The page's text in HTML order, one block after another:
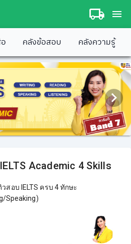
คลังข้อสอบ คลังความรู้
Academic 4 Skills
สอบ IELTS ครบ 4 ทักษะ
Speaking)